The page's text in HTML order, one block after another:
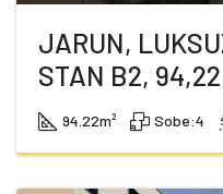
JARUN,
STAN B2,
94.22m² Sobe:4